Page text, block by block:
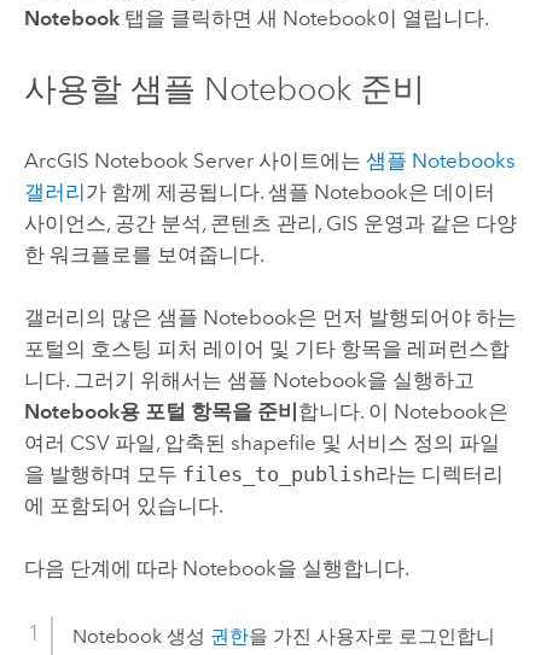
Notebook탭을 클릭하면 새 Notebook이 열립니다.
사용할 샘플 Notebook 준비
ArcGIS Notebook Server사이트에는 샘플 Notebooks
갤러리가 함께 제공됩니다. 샘플 Notebook은 데이터
사이언스, 공간 분석, 콘텐츠 관리, GIS 운영과 같은 다양
한 워크플로를 보여줍니다.
갤러리의 많은 샘플 Notebook은 먼저 발행되어야 하는
포털의 호스팅 피처 레이어 및 기타 항목을 레퍼런스합
니다. 그러기 위해서는 샘플 Notebook을 실행하고
Notebook용 포털 항목을 준비합니다. 이 Notebook은
여러 CSV 파일, 압축된 shapefile 및 서비스 정의 파일
을 발행하며 모두 files_to_publish라는 디렉터리
에 포함되어 있습니다.
다음 단계에 따라 Notebook을 실행합니다.
Notebook 생성 권한을 가진 사용자로 로그인합니